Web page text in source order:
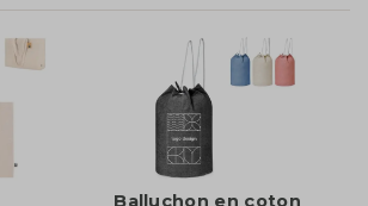
Balluchon en coton